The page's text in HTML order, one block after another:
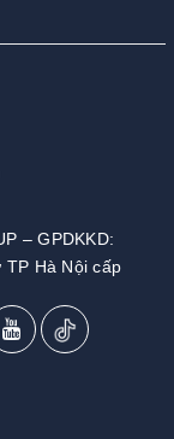
– GPDKKD:
Hà Nội cấp